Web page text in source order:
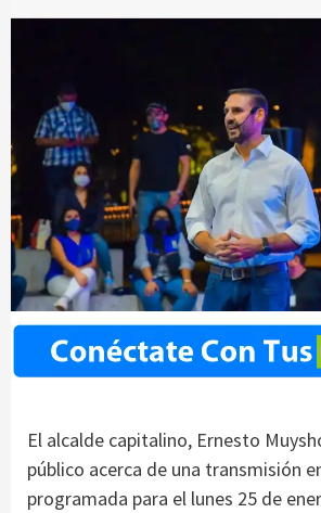
El alcalde capitalino, Ernesto
público acerca de una transmisión
programada para el lunes 25 de